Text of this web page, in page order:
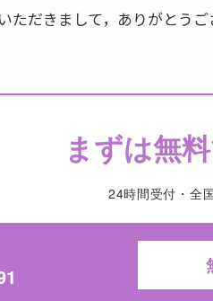
ただきまして，ありがとうご
まずは無
24時間受付・全